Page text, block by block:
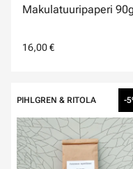
Makulatuuripaperi 90g
16,00 €
PIHLGREN & RITOLA -